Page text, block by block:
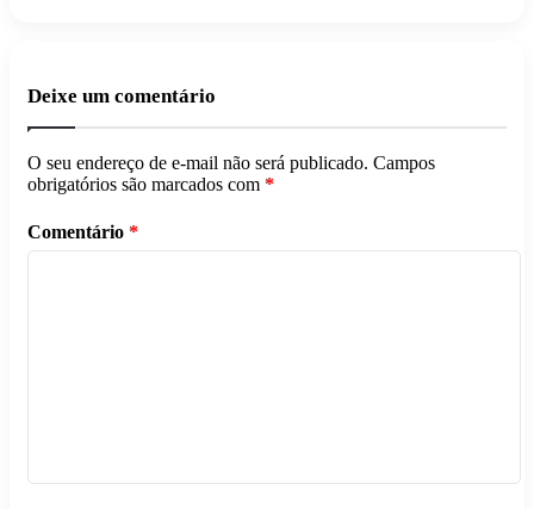
Deixe um comentário
O seu endereço de e-mail não será publicado. Campos
obrigatórios são marcados com *
Comentário *